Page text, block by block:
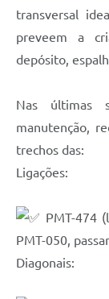
transversal
preveem a
depósito,
Nas últimas
manutenção,
trechos das:
Ligações:
PMT-474
PMT-050,
Diagonais: